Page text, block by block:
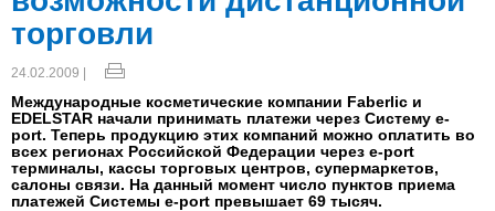
торговли
24.02.2009 |
Международные косметические компании Faberlic и
EDELSTAR начали принимать платежи через Систему e-
port. Теперь продукцию этих компаний можно оплатить во
всех регионах Российской Федерации через e-port
терминалы, кассы торговых центров, супермаркетов,
салоны связи. На данный момент число пунктов приема
платежей Системы e-port превышает 69 тысяч.